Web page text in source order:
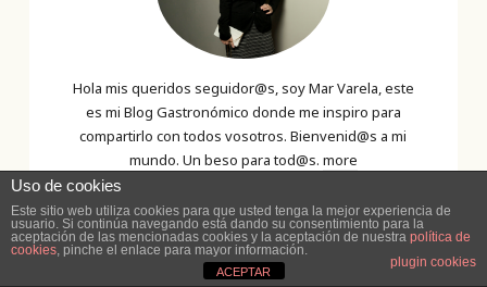
Hola mis queridos seguidor@s, soy Mar Varela, este
es mi Blog Gastronómico donde me inspiro para
compartirlo con todos vosotros. Bienvenid@s a mi
mundo. Un beso para tod@s. more
Uso de cookies
Este sitio web utiliza cookies para que usted tenga la mejor experiencia de
usuario. Si continúa navegando está dando su consentimiento para la
aceptación de las mencionadas cookies y la aceptación de nuestra política de
cookies, pinche el enlace para mayor información.
plugin cookies
ACEPTAR